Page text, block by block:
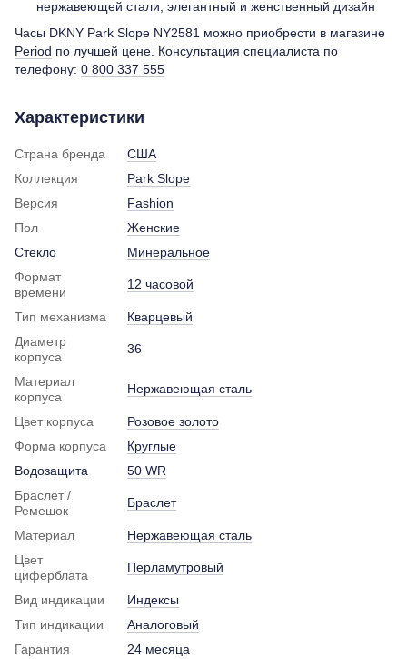
нержавеющей стали, элегантный и женственный дизайн
Часы DKNY Park Slope NY2581 можно приобрести в магазине
Period по лучшей цене. Консультация специалиста по
телефону: 0 800 337 555
Характеристики
Страна бренда
США
Коллекция
Park Slope
Версия
Fashion
Пол
Женские
Стекло
Минеральное
Формат
времени
12 часовой
Тип механизма
Кварцевый
Диаметр
корпуса
36
Материал
корпуса
Нержавеющая сталь
Цвет корпуса
Розовое золото
Форма корпуса
Круглые
Водозащита
50 WR
Браслет /
Ремешок
Браслет
Материал
Нержавеющая сталь
Цвет
циферблата
Перламутровый
Вид индикации
Индексы
Тип индикации
Аналоговый
Гарантия
24 месяца